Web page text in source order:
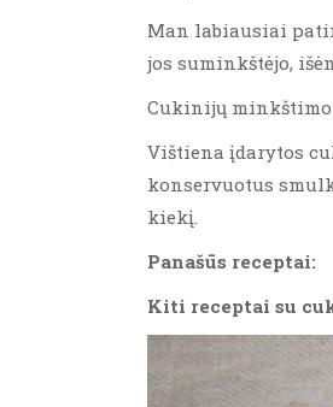
Man labiausiai
jos suminkštėjo,
Cukinijų minkštimo
Vištiena įdarytos
konservuotus
kiekį.
Panašūs receptai:
Kiti receptai su